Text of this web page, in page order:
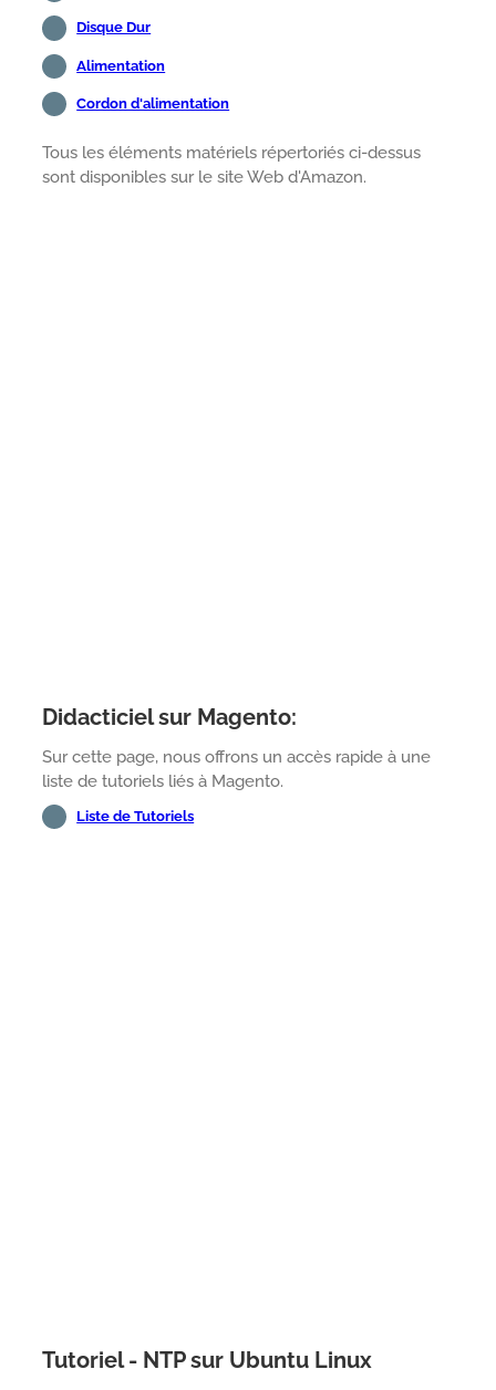
Disque Dur
Alimentation
Cordon d'alimentation
Tous les éléments matériels répertoriés ci-dessus
sont disponibles sur le site Web d'Amazon.
Didacticiel sur Magento:
Sur cette page, nous offrons un accès rapide à une
liste de tutoriels liés à Magento.
Liste de Tutoriels
Tutoriel - NTP sur Ubuntu Linux